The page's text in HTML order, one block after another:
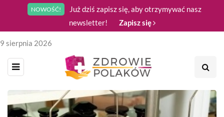
NOWOŚĆ!
Już dziś zapisz się, aby otrzymywać nasz
newsletter!
Zapisz się
9 sierpnia 2026